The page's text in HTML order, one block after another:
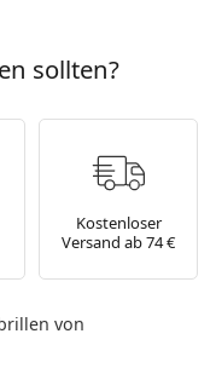
sollten?
Kostenloser
Versand ab 74 €
von